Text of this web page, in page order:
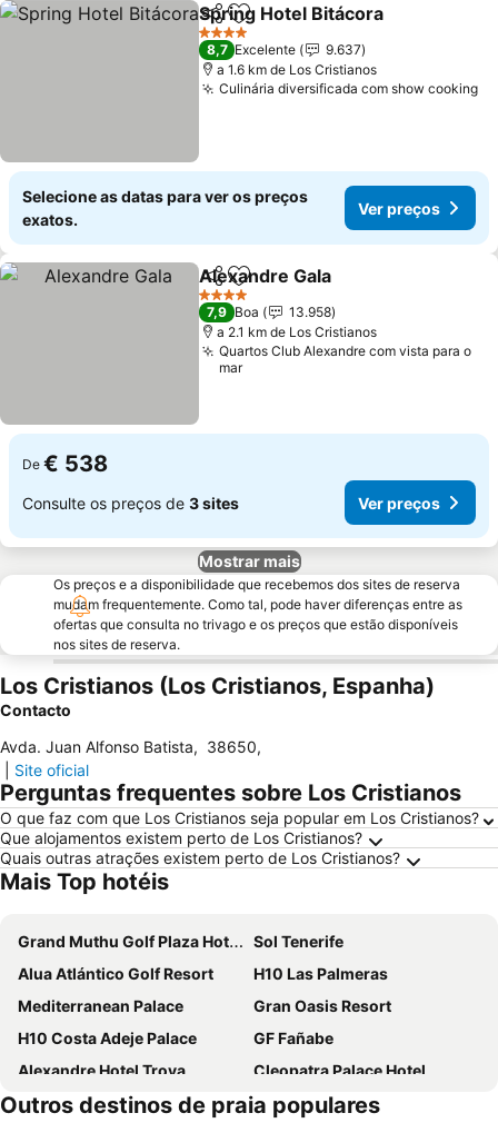
PartilharAdicionar aos favoritos
Spring Hotel Bitácora
4 Estrelas
8,7 Excelente
9.637
a 1.6 km de Los Cristianos
Culinária diversificada com show cooking
Selecione as datas para ver os preços
exatos.
Ver preços
PartilharAdicionar aos favoritos
Alexandre Gala
4 Estrelas
7,9 Boa
13.958
a 2.1 km de Los Cristianos
Quartos Club Alexandre com vista para o
mar
De € 538
Consulte os preços de 3 sites Ver preços
Mostrar mais
Os preços e a disponibilidade que recebemos dos sites de reserva
mudam frequentemente. Como tal, pode haver diferenças entre as
ofertas que consulta no trivago e os preços que estão disponíveis
nos sites de reserva.
Los Cristianos (Los Cristianos, Espanha)
Contacto
Avda. Juan Alfonso Batista, 38650,
Site oficial
Perguntas frequentes sobre Los Cristianos
O que faz com que Los Cristianos seja popular em Los Cristianos?
Que alojamentos existem perto de Los Cristianos?
Quais outras atrações existem perto de Los Cristianos?
Mais Top hotéis
Grand Muthu Golf Plaza Hotel & Spa
Sol Tenerife
Alua Atlántico Golf Resort
H10 Las Palmeras
Mediterranean Palace
Gran Oasis Resort
H10 Costa Adeje Palace
GF Fañabe
Alexandre Hotel Troya
Cleopatra Palace Hotel
Alexandre Gala
Tagoro Family & Fun Costa Adeje
Outros destinos de praia populares